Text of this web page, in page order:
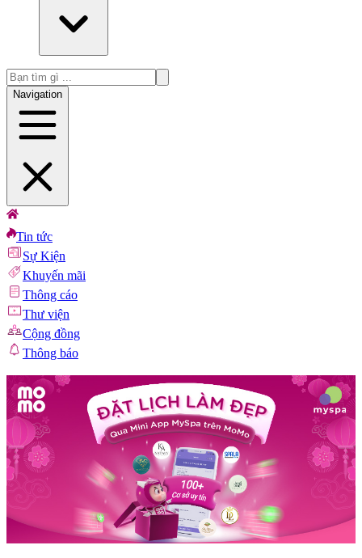
Navigation
Tin tức
Sự Kiện
Khuyến mãi
Thông cáo
Thư viện
Cộng đồng
Thông báo